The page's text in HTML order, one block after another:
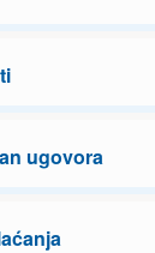
ugovora